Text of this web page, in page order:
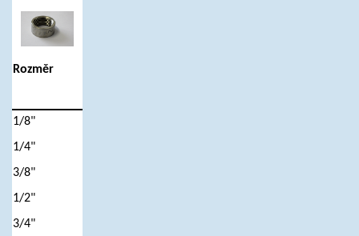
Rozměr
1/8"
1/4"
3/8"
1/2"
3/4"